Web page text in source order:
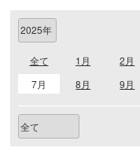
全て 1月 2月
7月
8月 9月